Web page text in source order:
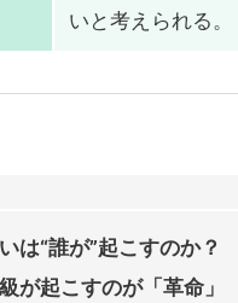
い と考えられる。
は“誰が”起こすのか？
が起こすのが「革命」